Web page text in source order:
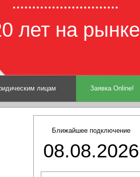
лет на рынке
лицам Заявка Online!
Ближайшее подключение
08.08.2026